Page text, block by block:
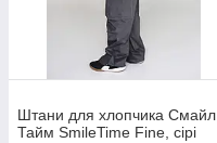
Штани для хлопчика Смайл
Тайм SmileTime Fine, сірі